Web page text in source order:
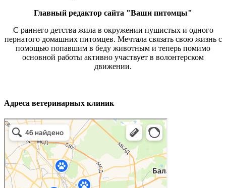
Главный редактор сайта "Ваши питомцы"
С раннего детства жила в окружении пушистых и одного
пернатого домашних питомцев. Мечтала связать свою жизнь с
помощью попавшим в беду животным и теперь помимо
основной работы активно участвует в волонтерском
движении.
Адреса ветеринарных клиник